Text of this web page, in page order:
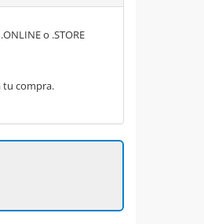
o .STORE
tu compra.